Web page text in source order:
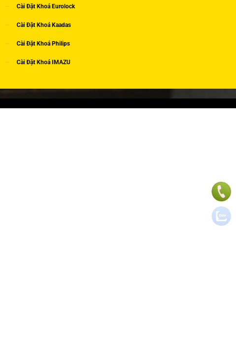
Cài Đặt Khoá Eurolock
Cài Đặt Khoá Kaadas
Cài Đặt Khoá Philips
Cài Đặt Khoá IMAZU